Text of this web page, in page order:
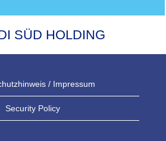
SÜD HOLDING
/ Impressum
Security Policy